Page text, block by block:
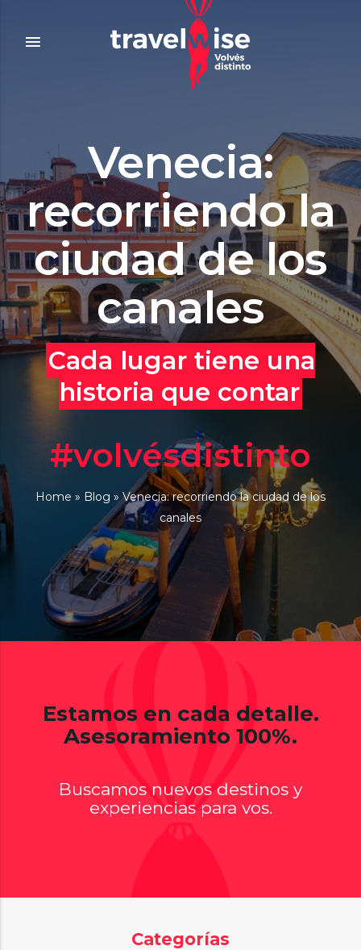
menu
Venecia:
recorriendo la
ciudad de los
canales
Cada lugar tiene una
historia que contar
#volvésdistinto
Home » Blog »Venecia: recorriendo la ciudad de los
canales
Estamos en cada detalle.
Asesoramiento 100%.
Buscamos nuevos destinos y
experiencias para vos.
Categorías